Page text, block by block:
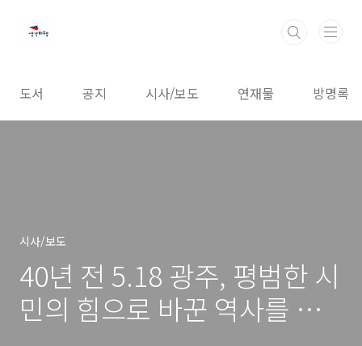
도서 공지 시사/보도 연재물 방명록
시사/보도
40년 전 5.18 광주, 평범한 시
민의 힘으로 바꾼 역사를 잊